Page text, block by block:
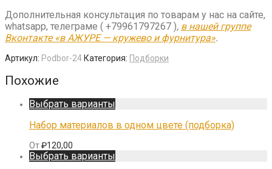
Дополнительная консультация по товарам у нас на сайте,
whatsapp, телеграме ( +79961797267 ), в нашей группе
Вконтакте «в АЖУРЕ — кружево и фурнитура».
Артикул: Podbor-24Категория: Подборки
Похожие
Выбрать варианты
Набор материалов в одном цвете (подборка)
От₽120,00
Выбрать варианты